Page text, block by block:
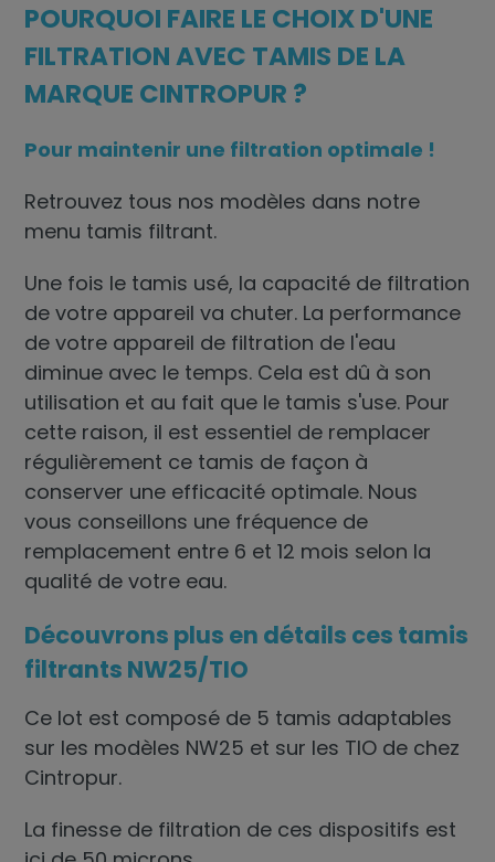
POURQUOI FAIRE LE CHOIX D'UNE
FILTRATION AVEC TAMIS DE LA
MARQUE CINTROPUR ?
Pour maintenir une filtration optimale !
Retrouvez tous nos modèles dans notre
menu tamis filtrant.
Une fois le tamis usé, la capacité de filtration
de votre appareil va chuter. La performance
de votre appareil de filtration de l'eau
diminue avec le temps. Cela est dû à son
utilisation et au fait que le tamis s'use. Pour
cette raison, il est essentiel de remplacer
régulièrement ce tamis de façon à
conserver une efficacité optimale. Nous
vous conseillons une fréquence de
remplacement entre 6 et 12 mois selon la
qualité de votre eau.
Découvrons plus en détails ces tamis
filtrants NW25/TIO
Ce lot est composé de 5 tamis adaptables
sur les modèles NW25 et sur les TIO de chez
Cintropur.
La finesse de filtration de ces dispositifs est